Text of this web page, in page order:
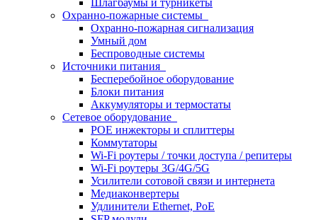
Шлагбаумы и турникеты
Охранно-пожарные системы
Охранно-пожарная сигнализация
Умный дом
Беспроводные системы
Источники питания
Бесперебойное оборудование
Блоки питания
Аккумуляторы и термостаты
Сетевое оборудование
POE инжекторы и сплиттеры
Коммутаторы
Wi-Fi роутеры / точки доступа / репитеры
Wi-Fi роутеры 3G/4G/5G
Усилители сотовой связи и интернета
Медиаконвертеры
Удлинители Ethernet, PoE